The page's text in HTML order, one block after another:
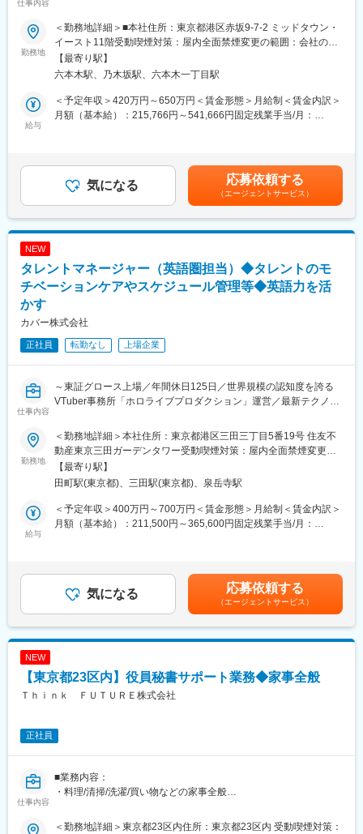
・商品理解支援、リアルタイム接客スクリプトの監修
・チームでのノウハウ共有／教育体制づくり
（3） ライバープールの拡充とマネジメント組織の立ち上げ
・新人ライバーのリクルート・契約交渉
・専属・提携ライバーの評価制度や育成スキームの設計
・外部事務所やマネジメントパートナーとの業務連携・契約調整
E-commerce領域において、これまで13,000件の実績があり、
◇クライアントのマーケティング・EC事業の総合支援（法人向
◇プライベートブランドの販売（D2C）（消費者向け）
仕事内容
系スタートアップ】
■業務内容
弊社が開校している『バーチャル・タレント・アカデミー』の運
営と、
その受講生のマネジメント・育成を担当していただきます。
＜具体的な業務＞
・カリキュラム作成や外部企業との連携など、アカデミーの運営
業務
般
■以下のような方を求めています
【「にじさんじプロジェクト」について】
NIJISANJI ENの運営も行っています。単なるVTuberの所属事務所
ではなく、デビューサポート、イベント企画、番組制作、IPコン
れないエンタメ企業のあり方を追求していきます！
■VTuber事業「にじさんじプロジェクト」の運営企業で知名度、
勢い共に加速中の企業です。また、英語圏を対象にしたブランド
NIJISANJI ENの運営も行っています。
■VTuberの所属数は100名を超え、様々な視聴者にお楽しみいただ
いております。
■2023年6月～東証プライム市場へ上場。これからも多くのコンテ
ンツを世へ送り出し、ファンの方々に楽しんでいただくために、
IP/最新技術等を駆使していきます 。
加速させています。
■参考：https://recruit.anycolor.co.jp/data/
勤務地
＜勤務地詳細＞■本社住所：東京都港区赤坂9-7-2 ミッドタウン・
イースト11階受動喫煙対策：屋内全面禁煙変更の範囲：会社の定
める事業所（リモートワーク含む）
【最寄り駅】
六本木駅、乃木坂駅、六本木一丁目駅
給与
＜予定年収＞420万円～650万円＜賃金形態＞月給制＜賃金内訳＞
月額（基本給）：215,766円～541,666円固定残業手当/月：
前職給与を考慮のうえ、金額を決定させていただきます。■賞与：
業績連動型賞与（年1回／過去実績2ヶ月分程度）※原資は毎年異
なるため、上記金額のお渡しを保障するものではございません※契
約社員雇用の場合は支給対象外となります賃金はあくまでも目安
の金額であり、選考を通じて上下する可能性があります。月給(月
気になる 応募依頼する
（エージェントサービス）
NEW
タレントマネージャー（英語圏担当）◆タレントのモ
チベーションケアやスケジュール管理等◆英語力を活
かす
カバー株式会社
正社員 転勤なし 上場企業
仕事内容
～東証グロース上場／年間休日125日／世界規模の認知度を誇る
VTuber事務所「ホロライブプロダクション」運営／最新テクノロ
モート勤務可～
■概要
VTuber事務所「ホロライブプロダクション」傘下のグループ「ホ
ロライブEnglish」もしくは「ホロスターズEnglish」のタレント
のタレントマネージャーとして、担当VTuberの成長・自己実現に
伴走していただくお仕事です。
・目標、スケジュール管理
・社内各部署の担当者との調整
・広告、イベント等の立ち会い
カバー株式会社は、世界最大級のVTuber事務所「ホロライブプロ
ダクション」の運営をはじめ、世界で通用する新しいバーチャル
す。
勤務地
＜勤務地詳細＞本社住所：東京都港区三田三丁目5番19号 住友不
動産東京三田ガーデンタワー受動喫煙対策：屋内全面禁煙変更の
範囲：会社の定める事業所（リモートワーク含む）
【最寄り駅】
田町駅(東京都)、三田駅(東京都)、泉岳寺駅
給与
＜予定年収＞400万円～700万円＜賃金形態＞月給制＜賃金内訳＞
月額（基本給）：211,500円～365,600円固定残業手当/月：
スキル・経験・能力を考慮の上、当社規定により優遇致します※賞
与年2回（業績連動）賃金はあくまでも目安の金額であり、選考を
通じて上下する可能性があります。月給(月額)は固定手当を含めた
表記です。
気になる 応募依頼する
（エージェントサービス）
NEW
【東京都23区内】役員秘書サポート業務◆家事全般
Ｔｈｉｎｋ ＦＵＴＵＲＥ株式会社
正社員
仕事内容
■業務内容：
・料理/清掃/洗濯/買い物などの家事全般
・その他雑用
＜勤務地詳細＞東京都23区内住所：東京都23区内 受動喫煙対策：